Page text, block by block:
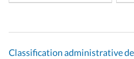
Classification administrative